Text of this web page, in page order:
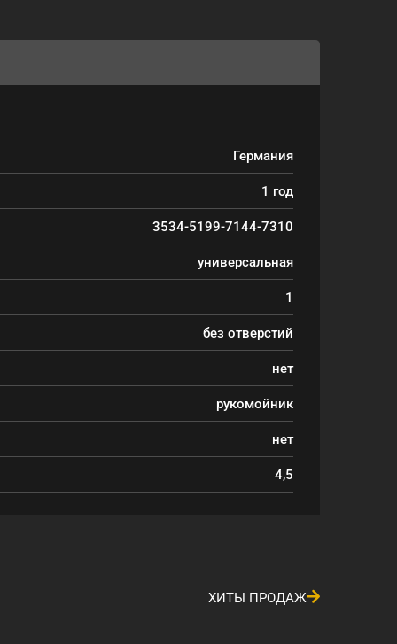
Германия
1 год
3534-5199-7144-7310
универсальная
1
без отверстий
нет
рукомойник
нет
4,5
ХИТЫ ПРОДАЖ